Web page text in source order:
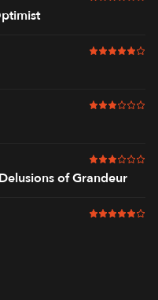
4 av 6 i
5 av 6 i
3 av 6 i
3 av 6 i
of Grandeur
5 av 6 i